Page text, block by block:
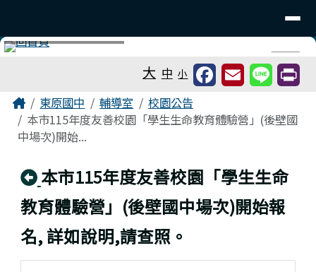
⏸
大 中 小
主內容區域
Home東原國中 輔導室
校園公告
本市115年度友善校園「學生生命教育體驗營」(後壁國
中場次)開始...
回上頁
本市115年度友善校園「學生生命
教育體驗營」(後壁國中場次)開始報
名, 詳如說明,請查照。
頁尾區域